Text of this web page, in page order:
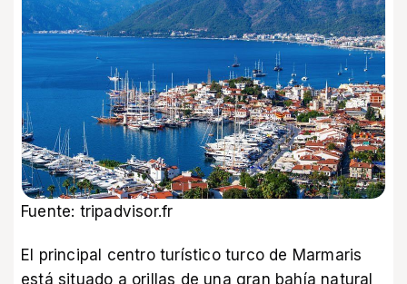
Fuente: tripadvisor.fr
El principal centro turístico turco de Marmaris
está situado a orillas de una gran bahía natural